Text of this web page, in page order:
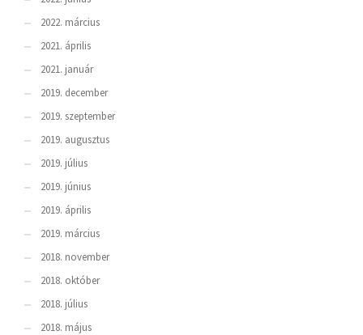
2022. március
2021. április
2021. január
2019. december
2019. szeptember
2019. augusztus
2019. július
2019. június
2019. április
2019. március
2018. november
2018. október
2018. július
2018. május